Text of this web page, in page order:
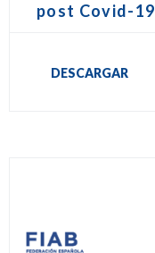
post Covid-19
DESCARGAR